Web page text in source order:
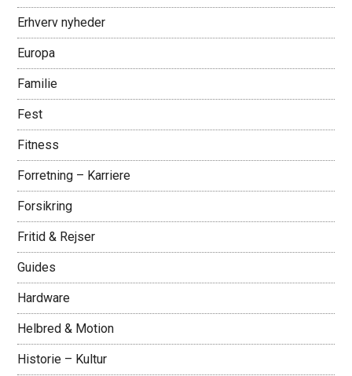
Erhverv nyheder
Europa
Familie
Fest
Fitness
Forretning – Karriere
Forsikring
Fritid & Rejser
Guides
Hardware
Helbred & Motion
Historie – Kultur